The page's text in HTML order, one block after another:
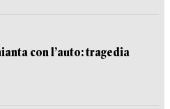
con l’auto: tragedia